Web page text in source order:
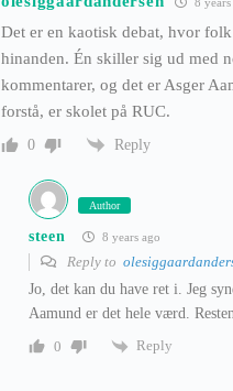
Det er en kaotisk debat, hvor
hinanden. Én skiller sig ud med
kommentarer, og det er Asger
forstå, er skolet på RUC.
0 Reply
Author
steen 8 years ago
Reply to
Jo, det kan du have ret i. Jeg
Aamund er det hele værd.
0
Reply